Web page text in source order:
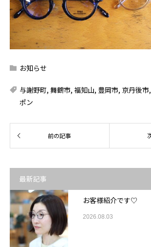
お知らせ
与謝野町, 舞鶴市, 福知山, 豊岡市, 京丹後市,
ポン
最新記事
お客様紹介です♡
2026.08.03